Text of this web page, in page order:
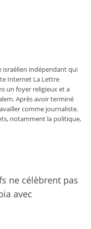
israélien indépendant qui
Internet La Lettre
un foyer religieux et a
Après avoir terminé
comme journaliste.
notamment la politique,
ne célèbrent pas
avec